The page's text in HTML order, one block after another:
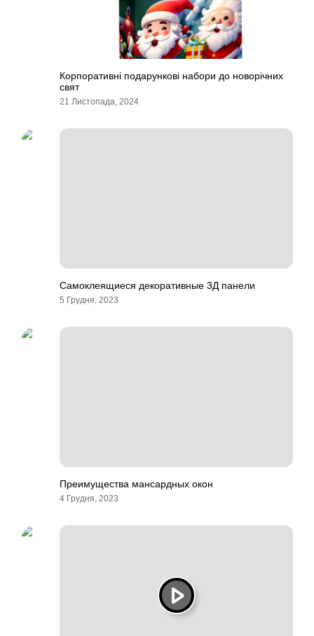
Корпоративні подарункові набори до новорічних
свят
21 Листопада, 2024
Самоклеящиеся декоративные 3Д панели
5 Грудня, 2023
Преимущества мансардных окон
4 Грудня, 2023